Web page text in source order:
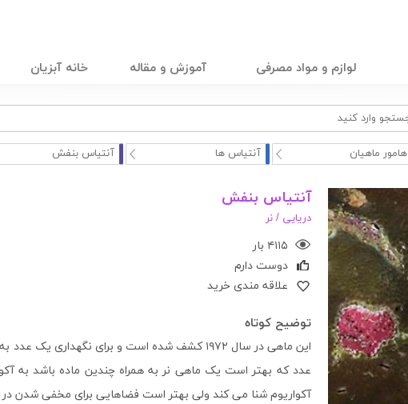
لوازم و مواد مصرفی آموزش و مقاله خانه آبزیان
هامور ماهیان آنتیاس ها آنتیاس بنفش
آنتیاس بنفش
دریایی / نر
۴۱۱۵ بار
دوست دارم
علاقه مندی خرید
توضیح کوتاه
آکواریوم شنا می کند ولی بهتر است فضاهایی برای مخفی شدن در